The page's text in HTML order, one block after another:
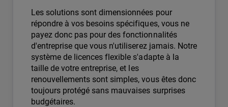
Les solutions sont dimensionnées pour
répondre à vos besoins spécifiques, vous ne
payez donc pas pour des fonctionnalités
d'entreprise que vous n'utiliserez jamais. Notre
système de licences flexible s'adapte à la
taille de votre entreprise, et les
renouvellements sont simples, vous êtes donc
toujours protégé sans mauvaises surprises
budgétaires.